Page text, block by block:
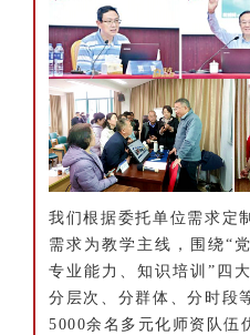
我们根据委托单位需求定
需求为教学主线，围绕“
专业能力、知识培训”四
分层次、分群体、分时段
5000余名多元化师资队伍